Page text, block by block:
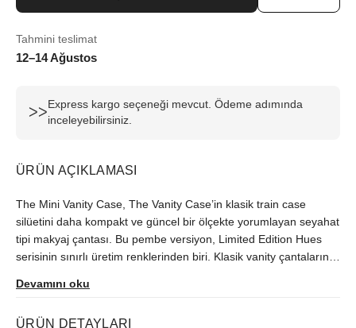
Tahmini teslimat
12–14 Ağustos
ᐳᐳ
Express kargo seçeneği mevcut. Ödeme adımında
inceleyebilirsiniz.
ÜRÜN AÇIKLAMASI
The Mini Vanity Case, The Vanity Case’in klasik train case
silüetini daha kompakt ve güncel bir ölçekte yorumlayan seyahat
tipi makyaj çantası. Bu pembe versiyon, Limited Edition Hues
serisinin sınırlı üretim renklerinden biri. Klasik vanity çantalarının
kaplamaz. Sık seyahat edenler ve makyaj düzenini yanında
Devamını oku
ÜRÜN DETAYLARI